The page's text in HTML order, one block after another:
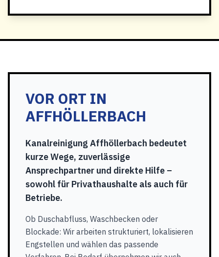
VOR ORT IN
AFFHÖLLERBACH
Kanalreinigung Affhöllerbach bedeutet
kurze Wege, zuverlässige
Ansprechpartner und direkte Hilfe –
sowohl für Privathaushalte als auch für
Betriebe.
Ob Duschabfluss, Waschbecken oder
Blockade: Wir arbeiten strukturiert, lokalisieren
Engstellen und wählen das passende